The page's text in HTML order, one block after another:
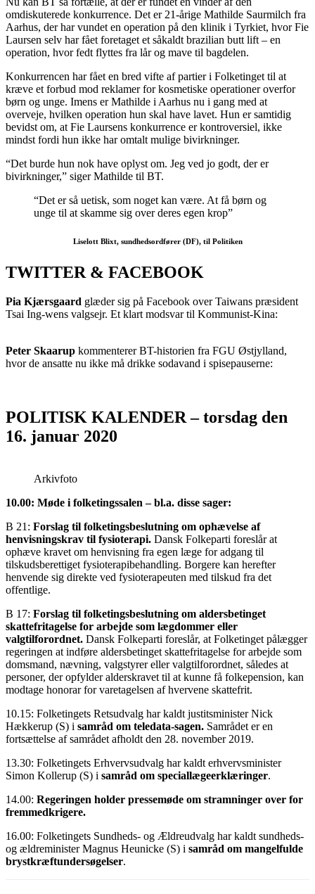
omdiskuterede konkurrence. Det er 21-årige Mathilde Saurmilch fra
Aarhus, der har vundet en operation på den klinik i Tyrkiet, hvor Fie
Laursen selv har fået foretaget et såkaldt brazilian butt lift – en
operation, hvor fedt flyttes fra lår og mave til bagdelen.
Konkurrencen har fået en bred vifte af partier i Folketinget til at
kræve et forbud mod reklamer for kosmetiske operationer overfor
børn og unge. Imens er Mathilde i Aarhus nu i gang med at
overveje, hvilken operation hun skal have lavet. Hun er samtidig
bevidst om, at Fie Laursens konkurrence er kontroversiel, ikke
mindst fordi hun ikke har omtalt mulige bivirkninger.
“Det burde hun nok have oplyst om. Jeg ved jo godt, der er
bivirkninger,” siger Mathilde til BT.
“Det er så uetisk, som noget kan være. At få børn og
unge til at skamme sig over deres egen krop”
Liselott Blixt, sundhedsordfører (DF), til Politiken
TWITTER & FACEBOOK
Pia Kjærsgaard glæder sig på Facebook over Taiwans præsident
Tsai Ing-wens valgsejr. Et klart modsvar til Kommunist-Kina:
Peter Skaarup kommenterer BT-historien fra FGU Østjylland,
hvor de ansatte nu ikke må drikke sodavand i spisepauserne:
POLITISK KALENDER – torsdag den
16. januar 2020
Arkivfoto
10.00: Møde i folketingssalen – bl.a. disse sager:
B 21: Forslag til folketingsbeslutning om ophævelse af
henvisningskrav til fysioterapi. Dansk Folkeparti foreslår at
ophæve kravet om henvisning fra egen læge for adgang til
tilskudsberettiget fysioterapibehandling. Borgere kan herefter
henvende sig direkte ved fysioterapeuten med tilskud fra det
offentlige.
B 17: Forslag til folketingsbeslutning om aldersbetinget
skattefritagelse for arbejde som lægdommer eller
valgtilforordnet. Dansk Folkeparti foreslår, at Folketinget pålægger
regeringen at indføre aldersbetinget skattefritagelse for arbejde som
domsmand, nævning, valgstyrer eller valgtilforordnet, således at
personer, der opfylder alderskravet til at kunne få folkepension, kan
modtage honorar for varetagelsen af hvervene skattefrit.
10.15: Folketingets Retsudvalg har kaldt justitsminister Nick
Hækkerup (S) i samråd om teledata-sagen. Samrådet er en
fortsættelse af samrådet afholdt den 28. november 2019.
13.30: Folketingets Erhvervsudvalg har kaldt erhvervsminister
Simon Kollerup (S) i samråd om speciallægeerklæringer.
14.00: Regeringen holder pressemøde om stramninger over for
fremmedkrigere.
16.00: Folketingets Sundheds- og Ældreudvalg har kaldt sundheds-
og ældreminister Magnus Heunicke (S) i samråd om mangelfulde
brystkræftundersøgelser.